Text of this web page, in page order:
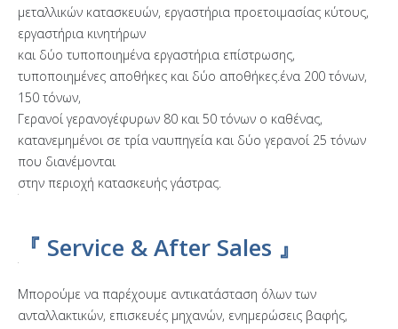
μεταλλικών κατασκευών, εργαστήρια προετοιμασίας κύτους,
εργαστήρια κινητήρων
και δύο τυποποιημένα εργαστήρια επίστρωσης,
τυποποιημένες αποθήκες και δύο αποθήκες.ένα 200 τόνων,
150 τόνων,
Γερανοί γερανογέφυρων 80 και 50 τόνων ο καθένας,
κατανεμημένοι σε τρία ναυπηγεία και δύο γερανοί 25 τόνων
που διανέμονται
στην περιοχή κατασκευής γάστρας.
『 Service & After Sales 』
Μπορούμε να παρέχουμε αντικατάσταση όλων των
ανταλλακτικών, επισκευές μηχανών, ενημερώσεις βαφής,